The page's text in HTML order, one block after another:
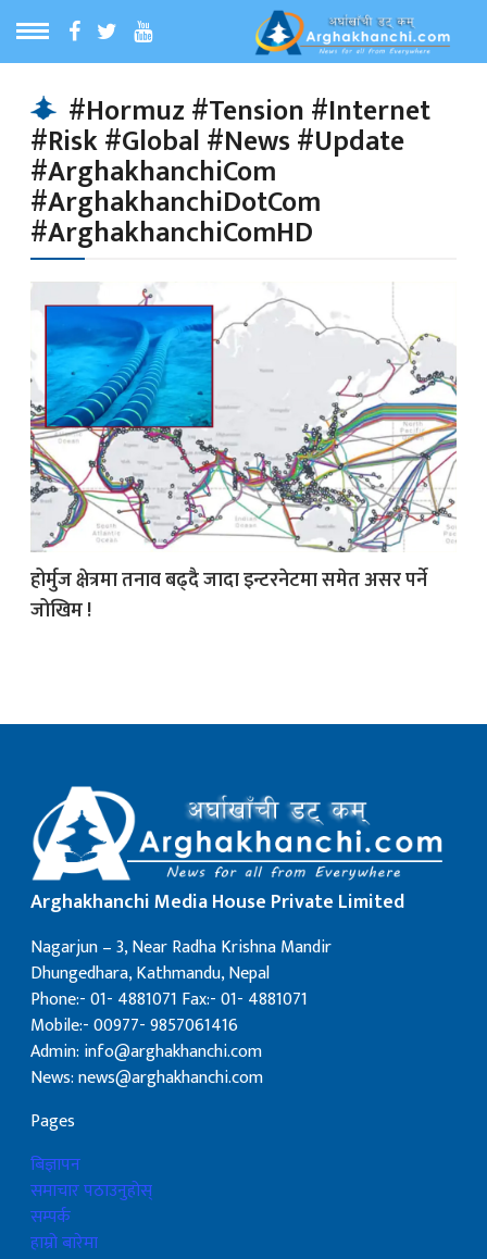
MENU
समाचार
समाचार
समाचार
#Hormuz #Tension #Internet
#Risk #Global #News #Update
#ArghakhanchiCom
#ArghakhanchiDotCom
#ArghakhanchiComHD
होर्मुज क्षेत्रमा तनाव बढ्दै जादा इन्टरनेटमा समेत असर पर्ने
जोखिम !
Arghakhanchi Media House Private Limited
Nagarjun – 3, Near Radha Krishna Mandir
Dhungedhara, Kathmandu, Nepal
Phone:- 01- 4881071 Fax:- 01- 4881071
Mobile:- 00977- 9857061416
Admin: info@arghakhanchi.com
News: news@arghakhanchi.com
Pages
बिज्ञापन
समाचार पठाउनुहोस्
सम्पर्क
हाम्रो बारेमा